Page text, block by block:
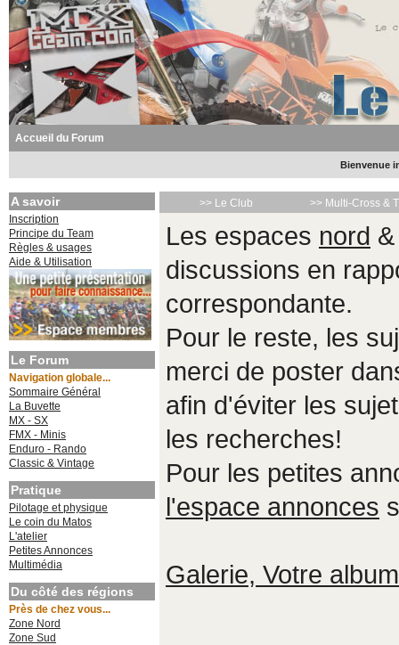
Accueil du Forum
Bienvenue
A savoir
Inscription
Principe du Team
Règles & usages
Aide & Utilisation
Le Forum
Navigation globale...
Sommaire Général
La Buvette
MX - SX
FMX - Minis
Enduro - Rando
Classic & Vintage
Pratique
Pilotage et physique
Le coin du Matos
L'atelier
Petites Annonces
Multimédia
Du côté des régions
Près de chez vous...
Zone Nord
Zone Sud
>> Le Club >> Multi-Cross &
Les espaces nord
discussions en
correspondante.
Pour le reste, les
merci de poster
afin d'éviter les
les recherches!
Pour les petites
l'espace annonces
Galerie, Votre